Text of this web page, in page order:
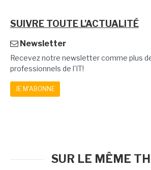
SUIVRE TOUTE L'ACTUALITÉ
Newsletter
Recevez notre newsletter comme plus
professionnels de l'IT!
JE M'ABONNE
SUR LE MÊME